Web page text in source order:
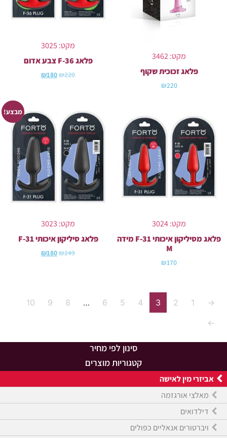
סינון לפי מחיר
קטגוריות מוצרים
אביזרי מין לאישה
מאלצי אורגזמה
דילדואים
ויברטורים אנאליים כפולים
מקט: 3462
פלאג זכוכית שקוף
₪220
מקט: 3025
פלאג F-36 צבע אדום
₪220
₪180
מקט: 3024
פלאג מסיליקון איכותי F-31 מידה
M
₪170
מבצע!
מקט: 3023
פלאג סיליקון איכותי F-31
₪249
₪180
→
1
2
3
4
5
6
…
8
9
10
←